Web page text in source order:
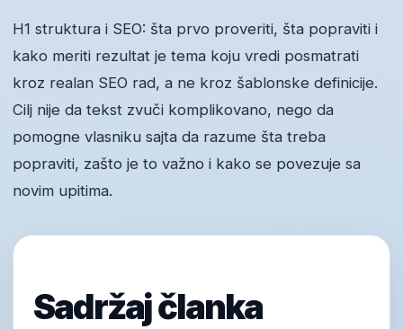
H1 struktura i SEO: šta prvo proveriti, šta popraviti i
kako meriti rezultat je tema koju vredi posmatrati
kroz realan SEO rad, a ne kroz šablonske definicije.
Cilj nije da tekst zvuči komplikovano, nego da
pomogne vlasniku sajta da razume šta treba
popraviti, zašto je to važno i kako se povezuje sa
novim upitima.
Sadržaj članka